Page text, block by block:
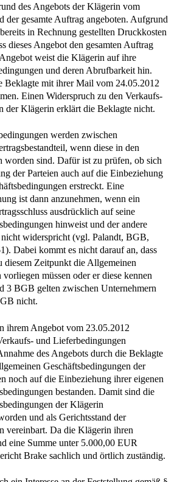
des Angebots der Klägerin vom
der gesamte Auftrag angeboten. Aufgrund
in Rechnung gestellten Druckkosten
dieses Angebot den gesamten Auftrag
weist die Klägerin auf ihre
und deren Abrufbarkeit hin.
Beklagte mit ihrer Mail vom 24.05.2012
Einen Widerspruch zu den Verkaufs-
der Klägerin erklärt die Beklagte nicht.
werden zwischen
wenn diese in den
worden sind. Dafür ist zu prüfen, ob sich
der Parteien auch auf die Einbeziehung
erstreckt. Eine
ist dann anzunehmen, wenn ein
ausdrücklich auf seine
hinweist und der andere
nicht widerspricht (vgl. Palandt, BGB,
Dabei kommt es nicht darauf an, dass
diesem Zeitpunkt die Allgemeinen
müssen oder er diese kennen
3 BGB gelten zwischen Unternehmern
nicht.
ihrem Angebot vom 23.05.2012
und Lieferbedingungen
des Angebots durch die Beklagte
Geschäftsbedingungen der
noch auf die Einbeziehung ihrer eigenen
bestanden. Damit sind die
der Klägerin
und als Gerichtsstand der
vereinbart. Da die Klägerin ihren
eine Summe unter 5.000,00 EUR
Brake sachlich und örtlich zuständig.